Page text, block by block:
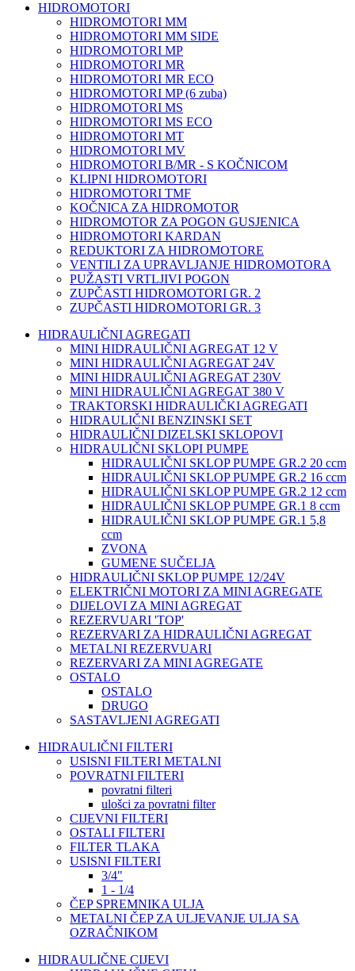
HIDROMOTORI
HIDROMOTORI MM
HIDROMOTORI MM SIDE
HIDROMOTORI MP
HIDROMOTORI MR
HIDROMOTORI MR ECO
HIDROMOTORI MP (6 zuba)
HIDROMOTORI MS
HIDROMOTORI MS ECO
HIDROMOTORI MT
HIDROMOTORI MV
HIDROMOTORI B/MR - S KOČNICOM
KLIPNI HIDROMOTORI
HIDROMOTORI TMF
KOČNICA ZA HIDROMOTOR
HIDROMOTOR ZA POGON GUSJENICA
HIDROMOTORI KARDAN
REDUKTORI ZA HIDROMOTORE
VENTILI ZA UPRAVLJANJE HIDROMOTORA
PUŽASTI VRTLJIVI POGON
ZUPČASTI HIDROMOTORI GR. 2
ZUPČASTI HIDROMOTORI GR. 3
HIDRAULIČNI AGREGATI
MINI HIDRAULIČNI AGREGAT 12 V
MINI HIDRAULIČNI AGREGAT 24V
MINI HIDRAULIČNI AGREGAT 230V
MINI HIDRAULIČNI AGREGAT 380 V
TRAKTORSKI HIDRAULIČKI AGREGATI
HIDRAULIČNI BENZINSKI SET
HIDRAULIČNI DIZELSKI SKLOPOVI
HIDRAULIČNI SKLOPI PUMPE
HIDRAULIČNI SKLOP PUMPE GR.2 20 ccm
HIDRAULIČNI SKLOP PUMPE GR.2 16 ccm
HIDRAULIČNI SKLOP PUMPE GR.2 12 ccm
HIDRAULIČNI SKLOP PUMPE GR.1 8 ccm
HIDRAULIČNI SKLOP PUMPE GR.1 5,8
ccm
ZVONA
GUMENE SUČELJA
HIDRAULIČNI SKLOP PUMPE 12/24V
ELEKTRIČNI MOTORI ZA MINI AGREGATE
DIJELOVI ZA MINI AGREGAT
REZERVUARI 'TOP'
REZERVARI ZA HIDRAULIČNI AGREGAT
METALNI REZERVUARI
REZERVARI ZA MINI AGREGATE
OSTALO
OSTALO
DRUGO
SASTAVLJENI AGREGATI
HIDRAULIČNI FILTERI
USISNI FILTERI METALNI
POVRATNI FILTERI
povratni filteri
ulošci za povratni filter
CIJEVNI FILTERI
OSTALI FILTERI
FILTER TLAKA
USISNI FILTERI
3/4"
1 - 1/4
ČEP SPREMNIKA ULJA
METALNI ČEP ZA ULJEVANJE ULJA SA
OZRAČNIKOM
HIDRAULIČNE CIJEVI